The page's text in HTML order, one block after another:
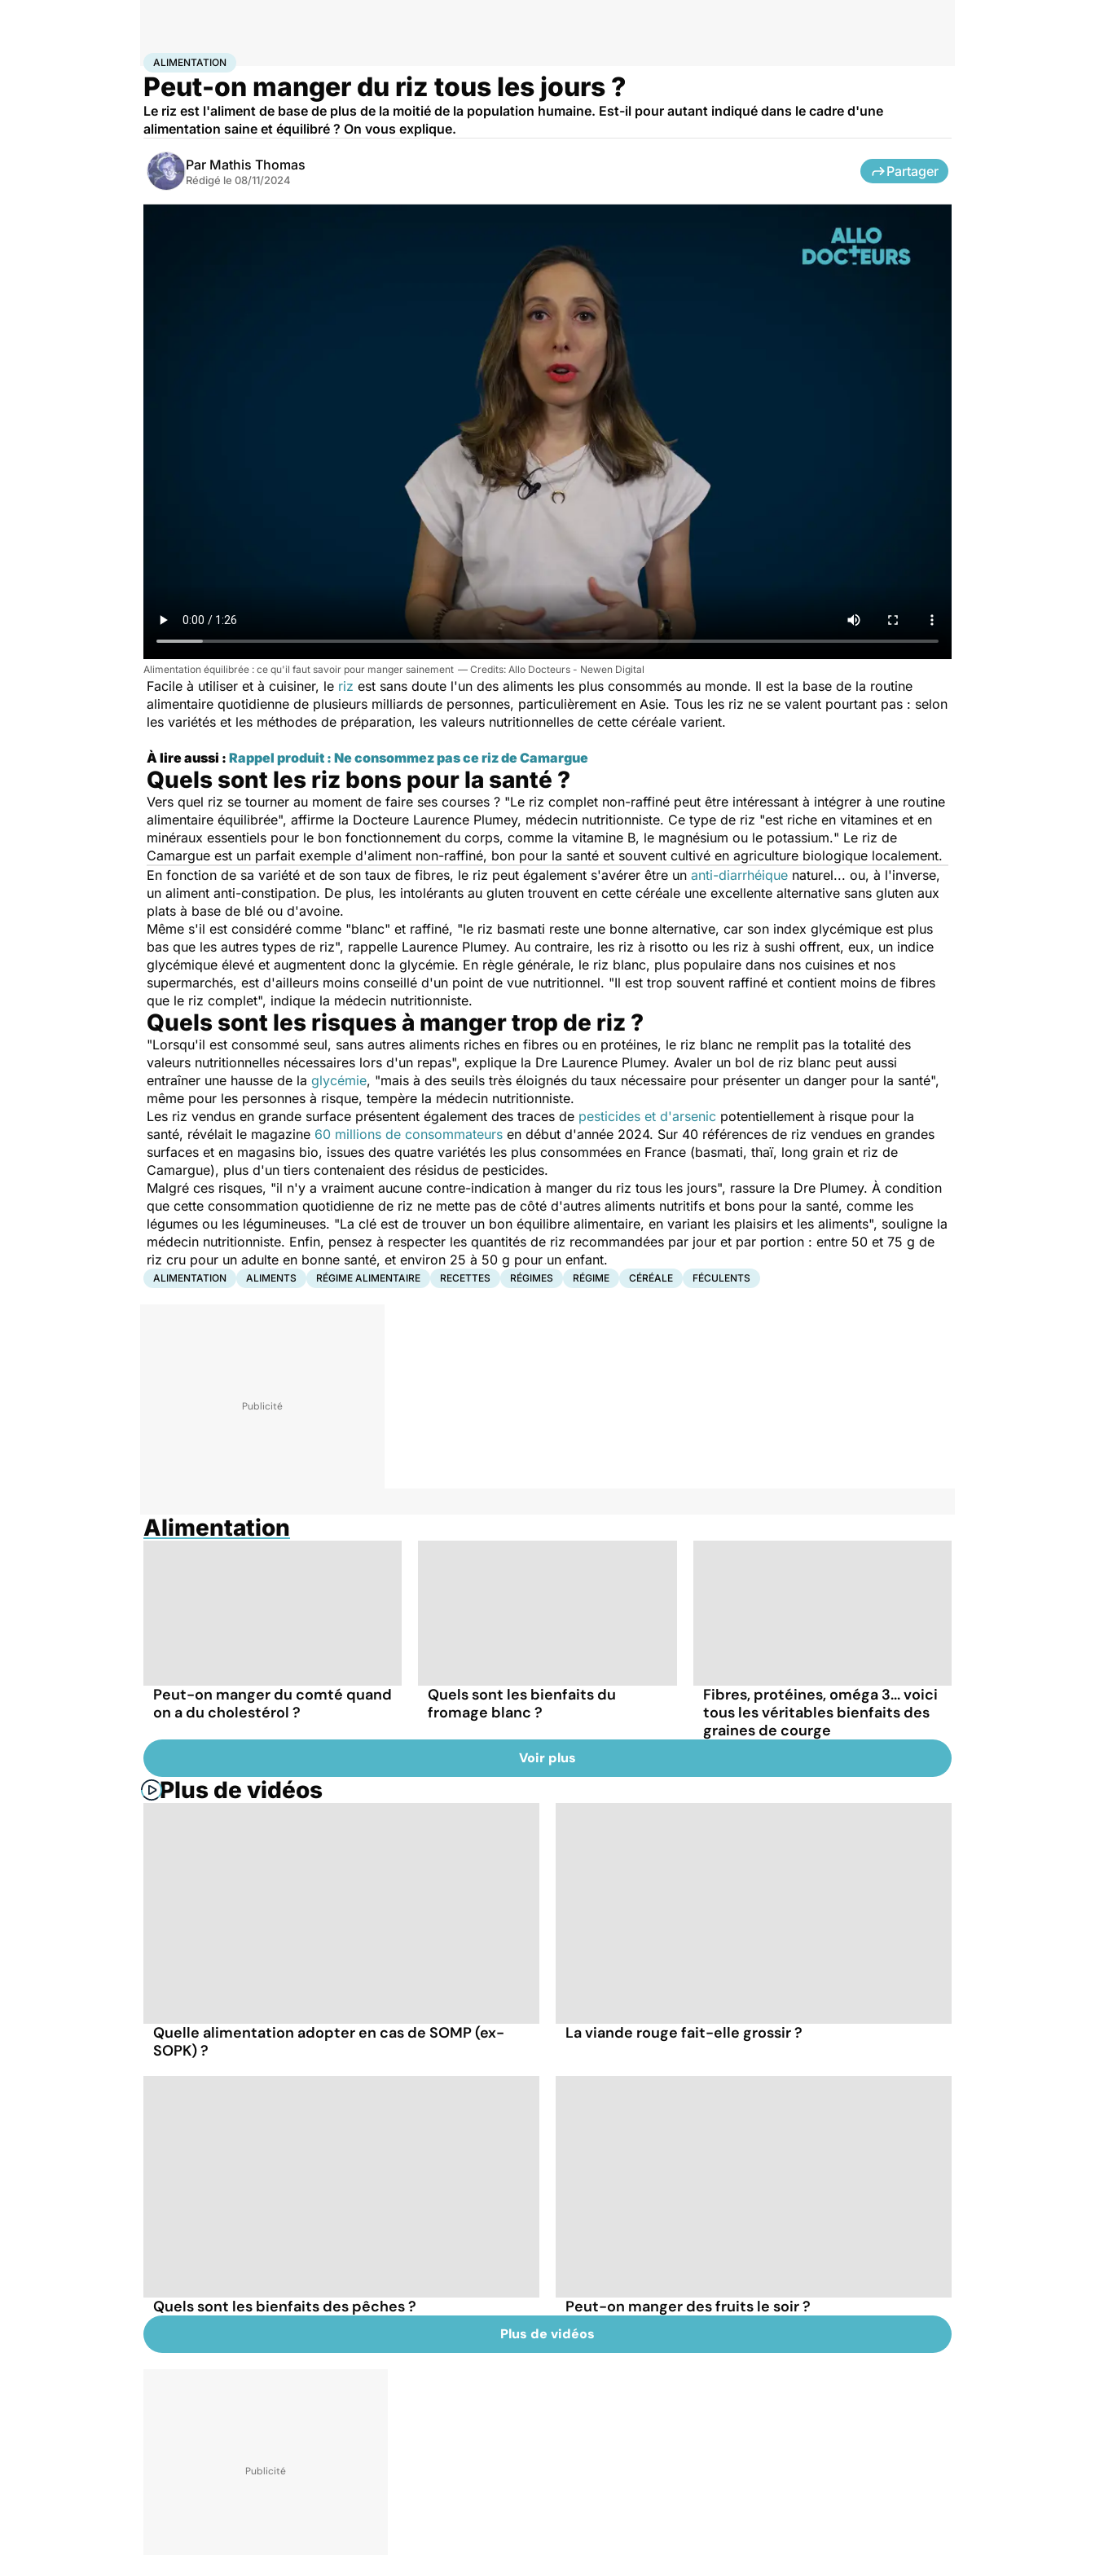
AccueilBien-êtreNutrition
ALIMENTATION
Peut-on manger du riz tous les jours ?
Le riz est l'aliment de base de plus de la moitié de la population humaine. Est-il pour autant indiqué dans le cadre d'une
alimentation saine et équilibré ? On vous explique.
Par Mathis Thomas
Rédigé le 08/11/2024
Partager
Alimentation équilibrée : ce qu'il faut savoir pour manger sainement Allo Docteurs - Newen Digital
Facile à utiliser et à cuisiner, le riz est sans doute l'un des aliments les plus consommés au monde. Il est la base de la routine
alimentaire quotidienne de plusieurs milliards de personnes, particulièrement en Asie. Tous les riz ne se valent pourtant pas : selon
les variétés et les méthodes de préparation, les valeurs nutritionnelles de cette céréale varient.
À lire aussi : Rappel produit : Ne consommez pas ce riz de Camargue
Quels sont les riz bons pour la santé ?
Vers quel riz se tourner au moment de faire ses courses ? "Le riz complet non-raffiné peut être intéressant à intégrer à une routine
alimentaire équilibrée", affirme la Docteure Laurence Plumey, médecin nutritionniste. Ce type de riz "est riche en vitamines et en
minéraux essentiels pour le bon fonctionnement du corps, comme la vitamine B, le magnésium ou le potassium." Le riz de
Camargue est un parfait exemple d'aliment non-raffiné, bon pour la santé et souvent cultivé en agriculture biologique localement.
En fonction de sa variété et de son taux de fibres, le riz peut également s'avérer être un anti-diarrhéique naturel... ou, à l'inverse,
un aliment anti-constipation. De plus, les intolérants au gluten trouvent en cette céréale une excellente alternative sans gluten aux
plats à base de blé ou d'avoine.
Même s'il est considéré comme "blanc" et raffiné, "le riz basmati reste une bonne alternative, car son index glycémique est plus
bas que les autres types de riz", rappelle Laurence Plumey. Au contraire, les riz à risotto ou les riz à sushi offrent, eux, un indice
glycémique élevé et augmentent donc la glycémie. En règle générale, le riz blanc, plus populaire dans nos cuisines et nos
supermarchés, est d'ailleurs moins conseillé d'un point de vue nutritionnel. "Il est trop souvent raffiné et contient moins de fibres
que le riz complet", indique la médecin nutritionniste.
Quels sont les risques à manger trop de riz ?
"Lorsqu'il est consommé seul, sans autres aliments riches en fibres ou en protéines, le riz blanc ne remplit pas la totalité des
valeurs nutritionnelles nécessaires lors d'un repas", explique la Dre Laurence Plumey. Avaler un bol de riz blanc peut aussi
entraîner une hausse de la glycémie, "mais à des seuils très éloignés du taux nécessaire pour présenter un danger pour la santé",
même pour les personnes à risque, tempère la médecin nutritionniste.
Les riz vendus en grande surface présentent également des traces de pesticides et d'arsenic potentiellement à risque pour la
santé, révélait le magazine 60 millions de consommateurs en début d'année 2024. Sur 40 références de riz vendues en grandes
surfaces et en magasins bio, issues des quatre variétés les plus consommées en France (basmati, thaï, long grain et riz de
Camargue), plus d'un tiers contenaient des résidus de pesticides.
Malgré ces risques, "il n'y a vraiment aucune contre-indication à manger du riz tous les jours", rassure la Dre Plumey. À condition
que cette consommation quotidienne de riz ne mette pas de côté d'autres aliments nutritifs et bons pour la santé, comme les
légumes ou les légumineuses. "La clé est de trouver un bon équilibre alimentaire, en variant les plaisirs et les aliments", souligne la
médecin nutritionniste. Enfin, pensez à respecter les quantités de riz recommandées par jour et par portion : entre 50 et 75 g de
riz cru pour un adulte en bonne santé, et environ 25 à 50 g pour un enfant.
ALIMENTATION ALIMENTS RÉGIME ALIMENTAIRE RECETTES RÉGIMES RÉGIME CÉRÉALE FÉCULENTS
Alimentation
Peut-on manger du comté quand
on a du cholestérol ?
Quels sont les bienfaits du
fromage blanc ?
Fibres, protéines, oméga 3... voici
tous les véritables bienfaits des
graines de courge
Voir plus
Plus de vidéos
Quelle alimentation adopter en cas de SOMP (ex-
SOPK) ?
La viande rouge fait-elle grossir ?
Quels sont les bienfaits des pêches ? Peut-on manger des fruits le soir ?
Plus de vidéos